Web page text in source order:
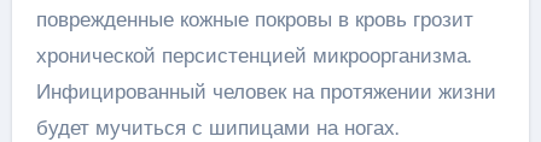
поврежденные кожные покровы в кровь грозит
хронической персистенцией микроорганизма.
Инфицированный человек на протяжении жизни
будет мучиться с шипицами на ногах.